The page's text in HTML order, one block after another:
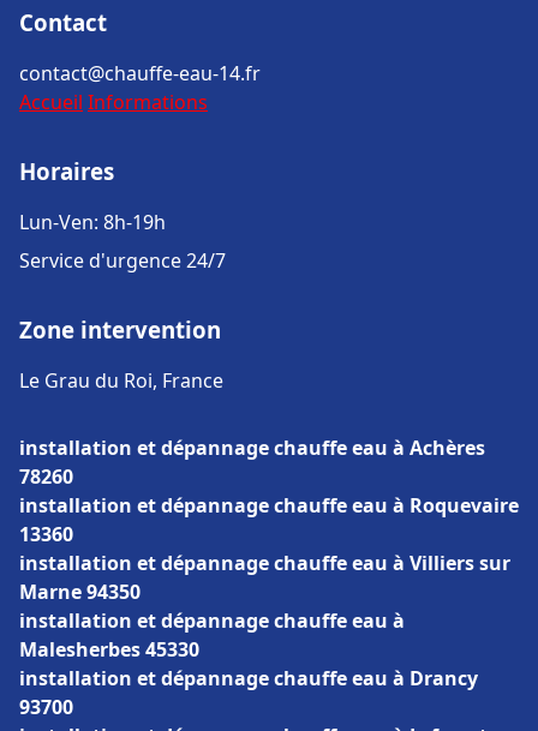
Contact
contact@chauffe-eau-14.fr
Accueil Informations
Horaires
Lun-Ven: 8h-19h
Service d'urgence 24/7
Zone intervention
Le Grau du Roi, France
installation et dépannage chauffe eau à Achères
78260
installation et dépannage chauffe eau à Roquevaire
13360
installation et dépannage chauffe eau à Villiers sur
Marne 94350
installation et dépannage chauffe eau à
Malesherbes 45330
installation et dépannage chauffe eau à Drancy
93700